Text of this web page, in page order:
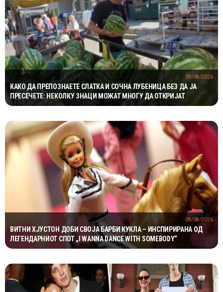
КАКО ДА ПРЕПОЗНАЕТЕ СЛАТКА И СОЧНА ЛУБЕНИЦА БЕЗ ДА ЈА
ПРЕСЕЧЕТЕ: НЕКОЛКУ ЗНАЦИ МОЖАТ МНОГУ ДА ОТКРИЈАТ
09/08/2026
ВИТНИ ХЈУСТОН ДОБИ СВОЈА БАРБИ КУКЛА – ИНСПИРИРАНА ОД
ЛЕГЕНДАРНИОТ СПОТ „I WANNA DANCE WITH SOMEBODY“
09/08/2026